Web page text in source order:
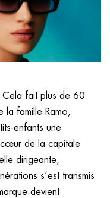
Cela fait plus de 60
la famille Ramo,
enfants une
cœur de la capitale
dirigeante,
s’est transmis
devient